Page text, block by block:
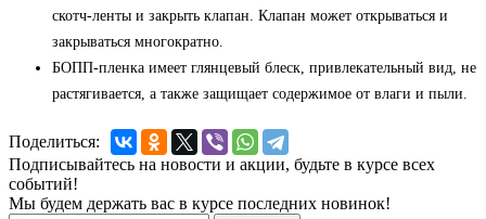
скотч-ленты и закрыть клапан. Клапан может открываться и
закрываться многократно.
БОПП-пленка имеет глянцевый блеск, привлекательный вид, не
растягивается, а также защищает содержимое от влаги и пыли.
Поделиться:
Подписывайтесь на новости и акции, будьте в курсе всех
событий!
Мы будем держать вас в курсе последних новинок!